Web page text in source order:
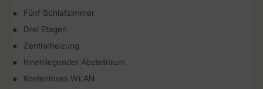
Fünf Schlafzimmer
Drei Etagen
Zentralheizung
Innenliegender Abstellraum
Kostenloses WLAN